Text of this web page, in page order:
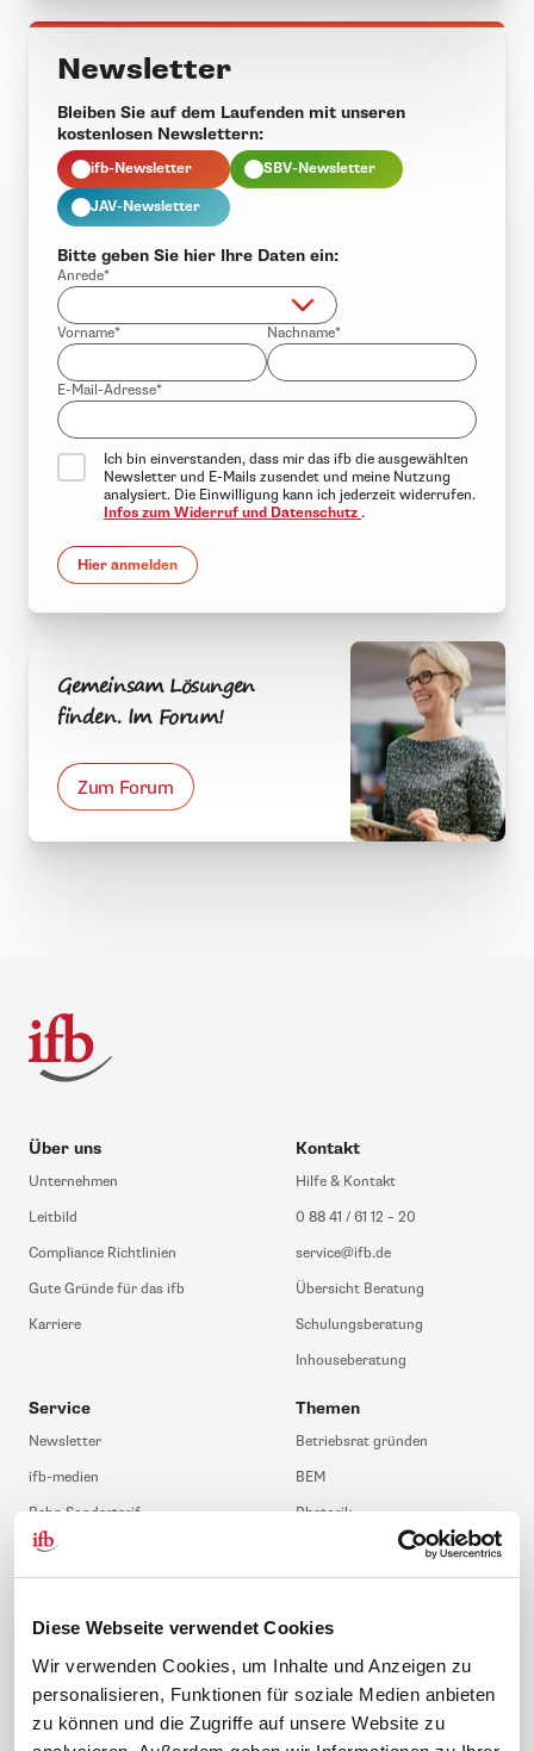
Diese Webseite verwendet Cookies
Wir verwenden Cookies, um Inhalte und Anzeigen zu
personalisieren, Funktionen für soziale Medien anbieten
zu können und die Zugriffe auf unsere Website zu
Newsletter
Bleiben Sie auf dem Laufenden mit unseren
kostenlosen Newslettern:
ifb-Newsletter SBV-Newsletter
JAV-Newsletter
Bitte geben Sie hier Ihre Daten ein:
Anrede*
Vorname* Nachname*
E-Mail-Adresse*
Ich bin einverstanden, dass mir das ifb die ausgewählten
Newsletter und E-Mails zusendet und meine Nutzung
analysiert. Die Einwilligung kann ich jederzeit widerrufen.
Infos zum Widerruf und Datenschutz .
Hier anmelden
Gemeinsam Lösungen
finden. Im Forum!
Zum Forum
Über uns
Unternehmen
Leitbild
Compliance Richtlinien
Gute Gründe für das ifb
Karriere
Kontakt
Hilfe & Kontakt
0 88 41 / 61 12 – 20
service@ifb.de
Übersicht Beratung
Schulungsberatung
Inhouseberatung
Service
Newsletter
ifb-medien
Bahn Sondertarif
meinifb
FAQ
ifb-App Betriebsrat360
Themen
Betriebsrat gründen
BEM
Rhetorik
JAV-Wahl
News. Wissen. Themen. Folgen Sie uns